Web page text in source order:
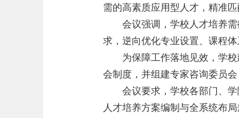
需的高素质应用型人才，精准匹
会议强调，学校人才培养需
求，逆向优化专业设置、课程体
为保障工作落地见效，学
会制度，并组建专家咨询委员会
会议要求，学校各部门、
人才培养方案编制与全系统布局